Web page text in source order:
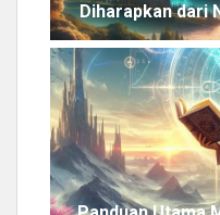
Diharapkan dari